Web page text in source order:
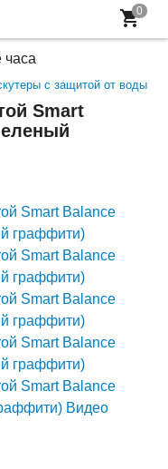
с защитой от воды
Smart